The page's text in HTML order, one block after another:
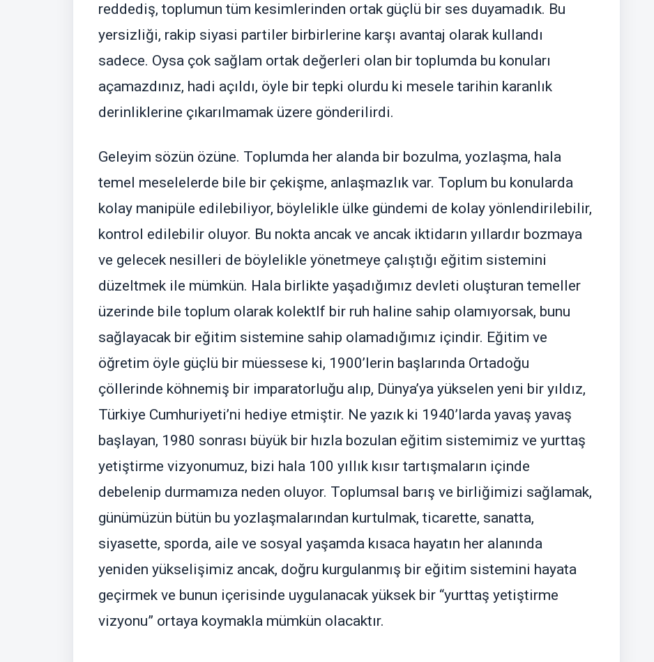
reddediş, toplumun tüm kesimlerinden ortak güçlü bir ses duyamadık. Bu
yersizliği, rakip siyasi partiler birbirlerine karşı avantaj olarak kullandı
sadece. Oysa çok sağlam ortak değerleri olan bir toplumda bu konuları
açamazdınız, hadi açıldı, öyle bir tepki olurdu ki mesele tarihin karanlık
derinliklerine çıkarılmamak üzere gönderilirdi.
Geleyim sözün özüne. Toplumda her alanda bir bozulma, yozlaşma, hala
temel meselelerde bile bir çekişme, anlaşmazlık var. Toplum bu konularda
kolay manipüle edilebiliyor, böylelikle ülke gündemi de kolay yönlendirilebilir,
kontrol edilebilir oluyor. Bu nokta ancak ve ancak iktidarın yıllardır bozmaya
ve gelecek nesilleri de böylelikle yönetmeye çalıştığı eğitim sistemini
düzeltmek ile mümkün. Hala birlikte yaşadığımız devleti oluşturan temeller
üzerinde bile toplum olarak kolektlf bir ruh haline sahip olamıyorsak, bunu
sağlayacak bir eğitim sistemine sahip olamadığımız içindir. Eğitim ve
öğretim öyle güçlü bir müessese ki, 1900’lerin başlarında Ortadoğu
çöllerinde köhnemiş bir imparatorluğu alıp, Dünya’ya yükselen yeni bir yıldız,
Türkiye Cumhuriyeti’ni hediye etmiştir. Ne yazık ki 1940’larda yavaş yavaş
başlayan, 1980 sonrası büyük bir hızla bozulan eğitim sistemimiz ve yurttaş
yetiştirme vizyonumuz, bizi hala 100 yıllık kısır tartışmaların içinde
debelenip durmamıza neden oluyor. Toplumsal barış ve birliğimizi sağlamak,
günümüzün bütün bu yozlaşmalarından kurtulmak, ticarette, sanatta,
siyasette, sporda, aile ve sosyal yaşamda kısaca hayatın her alanında
yeniden yükselişimiz ancak, doğru kurgulanmış bir eğitim sistemini hayata
geçirmek ve bunun içerisinde uygulanacak yüksek bir “yurttaş yetiştirme
vizyonu” ortaya koymakla mümkün olacaktır.